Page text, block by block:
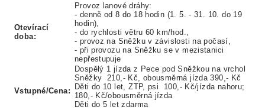
Otevírací
doba:
Provoz lanové dráhy:
- denně od 8 do 18 hodin (1. 5. - 31. 10. do 19
hodin),
- do rychlosti větru 60 km/hod.,
- provoz na Sněžku v závislosti na počasí,
- při provozu na Sněžku se v mezistanici
nepřestupuje
Vstupné/Cena:
Dospělý 1 jízda z Pece pod Sněžkou na vrchol
Sněžky 210,- Kč, obousměrná jízda 390,- Kč
Děti do 10 let, ZTP, psi 100,- Kč/jízda nahoru;
180,- Kč/obousměrná jízda
Děti do 5 let zdarma